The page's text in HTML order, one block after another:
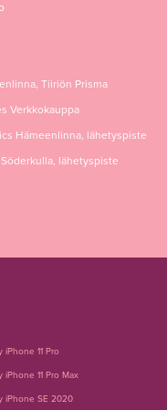
Tiiriön Prisma
Verkkokauppa
Hämeenlinna, lähetyspiste
lähetyspiste
iPhone 11 Pro
iPhone 11 Pro Max
iPhone SE 2020